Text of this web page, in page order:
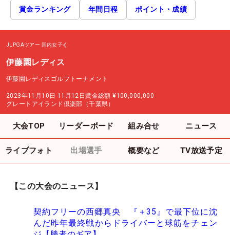
賞金ランキング 年間日程 ポイント・成績
JLPGAツアー 国内女子
伊藤園レディス
伊藤園レディスゴルフトーナメント
2023年11月10日-11月12日賞金総額 ¥100,000,000
グレートアイランド倶楽部（千葉県）
大会TOP リーダーボード 組み合せ ニュース
ライブフォト 出場選手 概要など TV放送予定
【この大会のニュース】
契約フリーの西郷真央 『＋35』で最下位に沈
んだ昨年最終戦からドライバーと球筋をチェン